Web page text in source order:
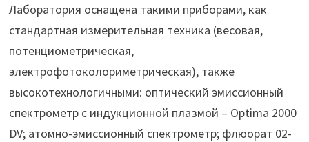
Лаборатория оснащена такими приборами, как
стандартная измерительная техника (весовая,
потенциометрическая,
электрофотоколориметрическая), также
высокотехнологичными: оптический эмиссионный
спектрометр с индукционной плазмой – Optima 2000
DV; атомно-эмиссионный спектрометр; флюорат 02-